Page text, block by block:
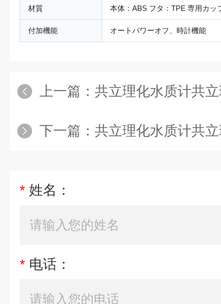
材質 本体：ABS フタ：TPE 専用カッ
付加機能 オートパワーオフ、時計機能
上一篇： 共立理化水质计共立
下一篇： 共立理化水质计共立
* 姓名：
* 电话：